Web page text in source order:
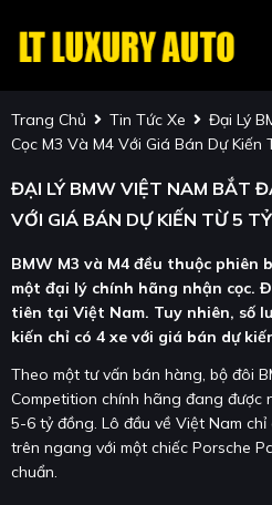
Trang Chủ Tin Tức Xe
Đại Lý
Cọc M3 Và M4 Với Giá Bán Dự Kiến
ĐẠI LÝ BMW VIỆT NAM BẮT
VỚI GIÁ BÁN DỰ KIẾN TỪ 5 TỶ
BMW M3 và M4 đều thuộc phiên
một đại lý chính hãng nhận cọc.
tiên tại Việt Nam. Tuy nhiên, số
kiến chỉ có 4 xe với giá bán dự
Theo một tư vấn bán hàng, bộ đôi
Competition chính hãng đang được
5-6 tỷ đồng. Lô đầu về Việt Nam
trên ngang với một chiếc Porsche
chuẩn.